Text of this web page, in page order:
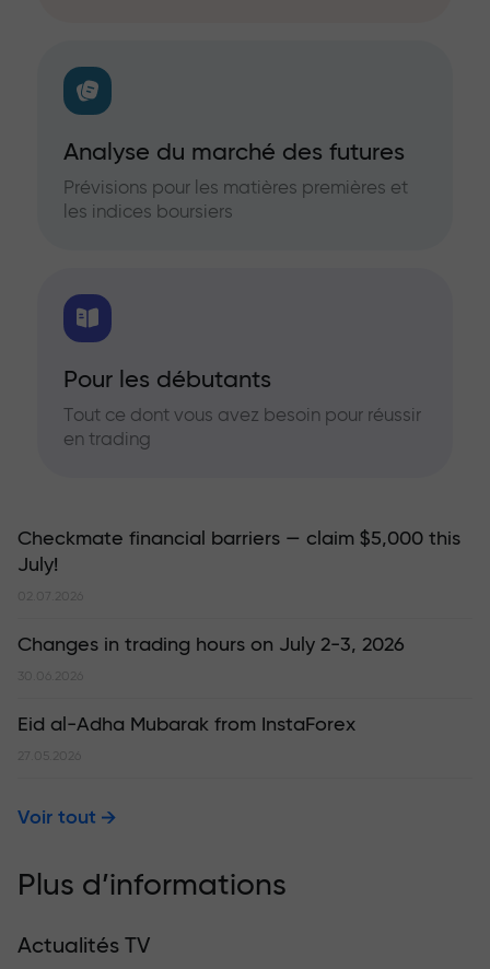
Analyse du marché des futures
Prévisions pour les matières premières et
les indices boursiers
Pour les débutants
Tout ce dont vous avez besoin pour réussir
en trading
Checkmate financial barriers — claim $5,000 this
July!
02.07.2026
Changes in trading hours on July 2-3, 2026
30.06.2026
Eid al-Adha Mubarak from InstaForex
27.05.2026
Voir tout
Plus d’informations
Actualités TV